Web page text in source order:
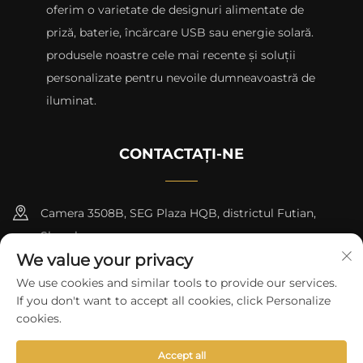
oferim o varietate de designuri alimentate de
priză, baterie, încărcare USB sau energie solară.
produsele noastre cele mai recente și soluții
personalizate pentru nevoile dumneavoastră de
iluminat.
CONTACTAȚI-NE
Camera 3508B, SEG Plaza HQB, districtul Futian,
Shenzhen
+8615817427232
[email protected]
Drepturi de autor © 2024 de către skycity light co., ltd
We value your privacy
We use cookies and similar tools to provide our services.
If you don't want to accept all cookies, click Personalize
cookies.
Accept all